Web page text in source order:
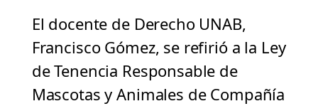
El docente de Derecho UNAB,
Francisco Gómez, se refirió a la Ley
de Tenencia Responsable de
Mascotas y Animales de Compañía